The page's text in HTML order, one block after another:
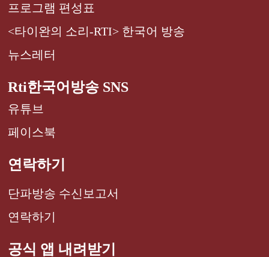
프로그램 편성표
<타이완의 소리-RTI> 한국어 방송
뉴스레터
Rti한국어방송 SNS
유튜브
페이스북
연락하기
단파방송 수신보고서
연락하기
공식 앱 내려받기